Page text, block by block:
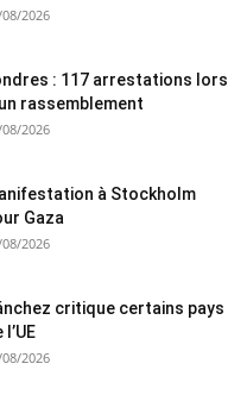
2026
: 117 arrestations lors
rassemblement
2026
à Stockholm
Gaza
2026
critique certains pays
l’UE
2026